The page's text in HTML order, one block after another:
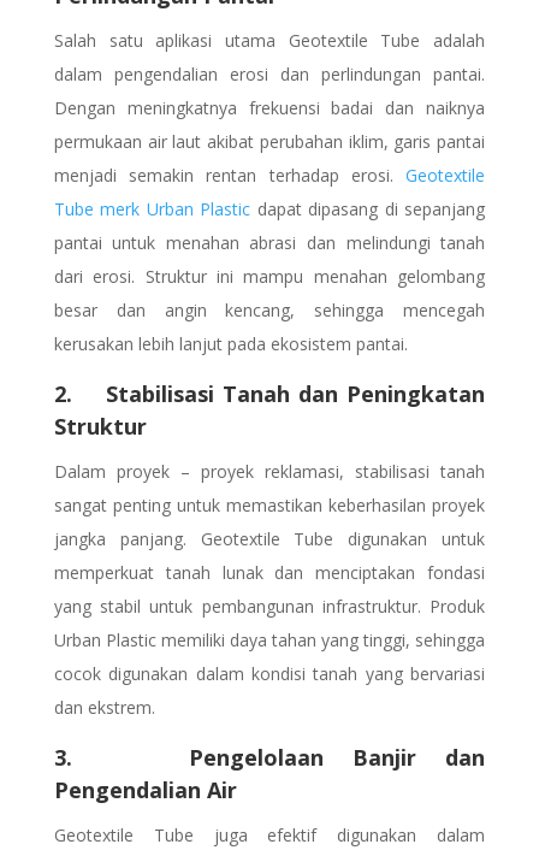
Salah satu aplikasi utama Geotextile Tube adalah
dalam pengendalian erosi dan perlindungan pantai.
Dengan meningkatnya frekuensi badai dan naiknya
permukaan air laut akibat perubahan iklim, garis pantai
menjadi semakin rentan terhadap erosi.Geotextile
Tube merk Urban Plastic dapat dipasang di sepanjang
pantai untuk menahan abrasi dan melindungi tanah
dari erosi. Struktur ini mampu menahan gelombang
besar dan angin kencang, sehingga mencegah
kerusakan lebih lanjut pada ekosistem pantai.
2. Stabilisasi Tanah dan Peningkatan
Struktur
Dalam proyek – proyek reklamasi, stabilisasi tanah
sangat penting untuk memastikan keberhasilan proyek
jangka panjang. Geotextile Tube digunakan untuk
memperkuat tanah lunak dan menciptakan fondasi
yang stabil untuk pembangunan infrastruktur. Produk
Urban Plastic memiliki daya tahan yang tinggi, sehingga
cocok digunakan dalam kondisi tanah yang bervariasi
dan ekstrem.
3. Pengelolaan Banjir dan
Pengendalian Air
Geotextile Tube juga efektif digunakan dalam